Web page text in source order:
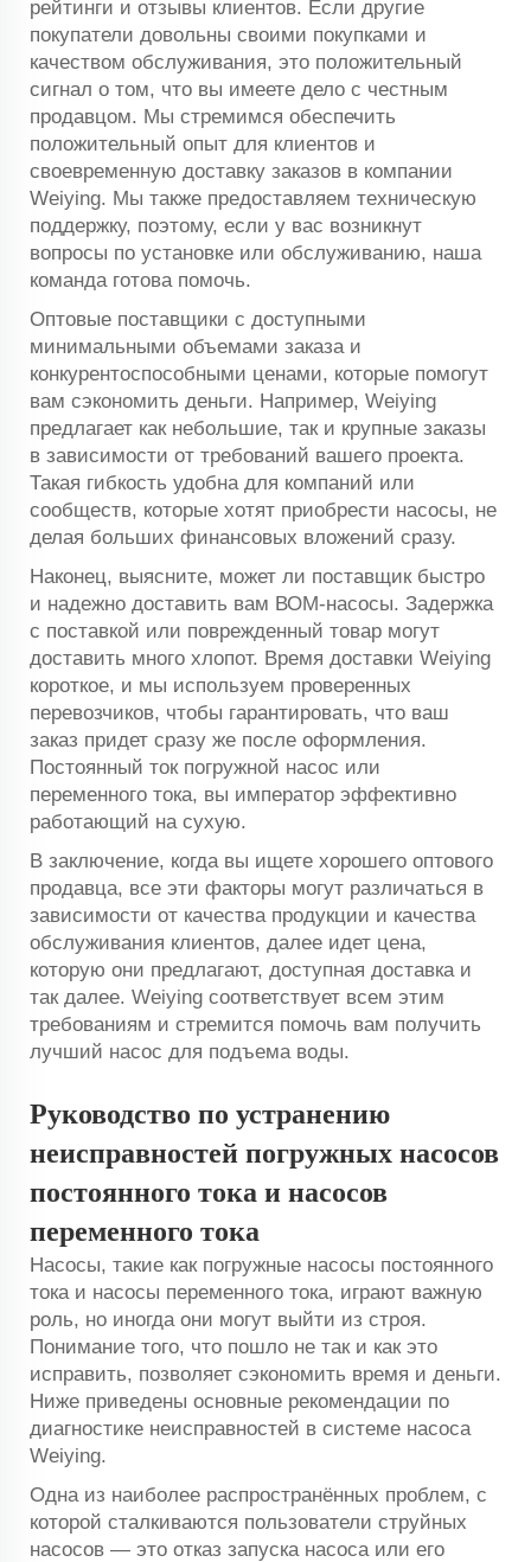
рейтинги и отзывы клиентов. Если другие
покупатели довольны своими покупками и
качеством обслуживания, это положительный
сигнал о том, что вы имеете дело с честным
продавцом. Мы стремимся обеспечить
положительный опыт для клиентов и
своевременную доставку заказов в компании
Weiying. Мы также предоставляем техническую
поддержку, поэтому, если у вас возникнут
вопросы по установке или обслуживанию, наша
команда готова помочь.
Оптовые поставщики с доступными
минимальными объемами заказа и
конкурентоспособными ценами, которые помогут
вам сэкономить деньги. Например, Weiying
предлагает как небольшие, так и крупные заказы
в зависимости от требований вашего проекта.
Такая гибкость удобна для компаний или
сообществ, которые хотят приобрести насосы, не
делая больших финансовых вложений сразу.
Наконец, выясните, может ли поставщик быстро
и надежно доставить вам ВОМ-насосы. Задержка
с поставкой или поврежденный товар могут
доставить много хлопот. Время доставки Weiying
короткое, и мы используем проверенных
перевозчиков, чтобы гарантировать, что ваш
заказ придет сразу же после оформления.
Постоянный ток погружной насос или
переменного тока, вы император эффективно
работающий на сухую.
В заключение, когда вы ищете хорошего оптового
продавца, все эти факторы могут различаться в
зависимости от качества продукции и качества
обслуживания клиентов, далее идет цена,
которую они предлагают, доступная доставка и
так далее. Weiying соответствует всем этим
требованиям и стремится помочь вам получить
лучший насос для подъема воды.
Руководство по устранению
неисправностей погружных насосов
постоянного тока и насосов
переменного тока
Насосы, такие как погружные насосы постоянного
тока и насосы переменного тока, играют важную
роль, но иногда они могут выйти из строя.
Понимание того, что пошло не так и как это
исправить, позволяет сэкономить время и деньги.
Ниже приведены основные рекомендации по
диагностике неисправностей в системе насоса
Weiying.
Одна из наиболее распространённых проблем, с
которой сталкиваются пользователи струйных
насосов — это отказ запуска насоса или его